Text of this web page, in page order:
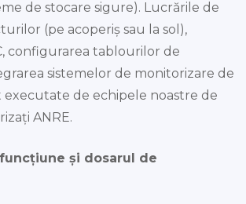
de stocare sigure). Lucrările de
(pe acoperiș sau la sol),
configurarea tablourilor de
sistemelor de monitorizare de
executate de echipele noastre de
ANRE.
și dosarul de